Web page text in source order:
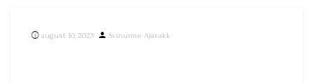
august 10, 2023
Posted
Avinurme Ajavakk